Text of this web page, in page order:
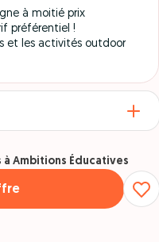
à moitié prix
préférentiel !
et les activités outdoor
à Ambitions Éducatives